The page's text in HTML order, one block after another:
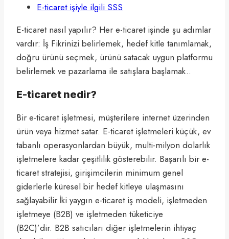
E-ticaret işiyle ilgili SSS
E-ticaret nasıl yapılır? Her e-ticaret işinde şu adımlar
vardır: İş Fikrinizi belirlemek, hedef kitle tanımlamak,
doğru ürünü seçmek, ürünü satacak uygun platformu
belirlemek ve pazarlama ile satışlara başlamak..
E-ticaret nedir?
Bir e-ticaret işletmesi, müşterilere internet üzerinden
ürün veya hizmet satar. E-ticaret işletmeleri küçük, ev
tabanlı operasyonlardan büyük, multi-milyon dolarlık
işletmelere kadar çeşitlilik gösterebilir. Başarılı bir e-
ticaret stratejisi, girişimcilerin minimum genel
giderlerle küresel bir hedef kitleye ulaşmasını
sağlayabilir.İki yaygın e-ticaret iş modeli, işletmeden
işletmeye (B2B) ve işletmeden tüketiciye
(B2C)’dir. B2B satıcıları diğer işletmelerin ihtiyaç